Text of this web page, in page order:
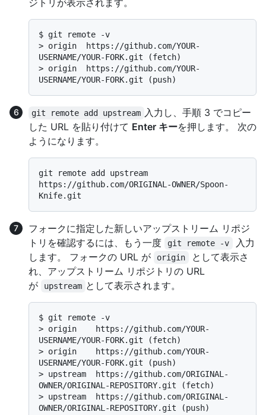
$ git remote -v
> origin  https://github.com/YOUR-
USERNAME/YOUR-FORK.git (fetch)
> origin  https://github.com/YOUR-
USERNAME/YOUR-FORK.git (push)
git remote add upstream 入力し、手順 3 でコピー
した URL を貼り付けて Enter キーを押します。 次の
ようになります。
git remote add upstream
https://github.com/ORIGINAL-OWNER/Spoon-
フォークに指定した新しいアップストリーム リポジ
トリを確認するには、もう一度
git remote -v
入力
します。 フォークの URL が
origin
として表示さ
れ、アップストリーム リポジトリの URL
が
upstream として表示されます。
$ git remote -v
> origin    https://github.com/YOUR-
USERNAME/YOUR-FORK.git (fetch)
> origin    https://github.com/YOUR-
USERNAME/YOUR-FORK.git (push)
> upstream  https://github.com/ORIGINAL-
OWNER/ORIGINAL-REPOSITORY.git (fetch)
> upstream  https://github.com/ORIGINAL-
OWNER/ORIGINAL-REPOSITORY.git (push)